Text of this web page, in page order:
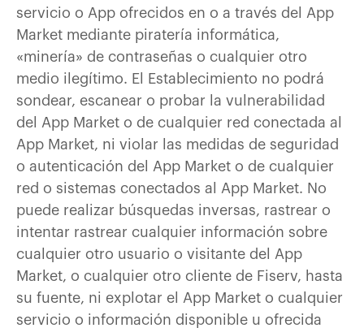
servicio o App ofrecidos en o a través del App
Market mediante piratería informática,
«minería» de contraseñas o cualquier otro
medio ilegítimo. El Establecimiento no podrá
sondear, escanear o probar la vulnerabilidad
del App Market o de cualquier red conectada al
App Market, ni violar las medidas de seguridad
o autenticación del App Market o de cualquier
red o sistemas conectados al App Market. No
puede realizar búsquedas inversas, rastrear o
intentar rastrear cualquier información sobre
cualquier otro usuario o visitante del App
Market, o cualquier otro cliente de Fiserv, hasta
su fuente, ni explotar el App Market o cualquier
servicio o información disponible u ofrecida